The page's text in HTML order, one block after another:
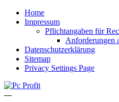
Home
Impressum
Pflichtangaben für
Anforderungen
Datenschutzerklärung
Sitemap
Privacy Settings Page
---